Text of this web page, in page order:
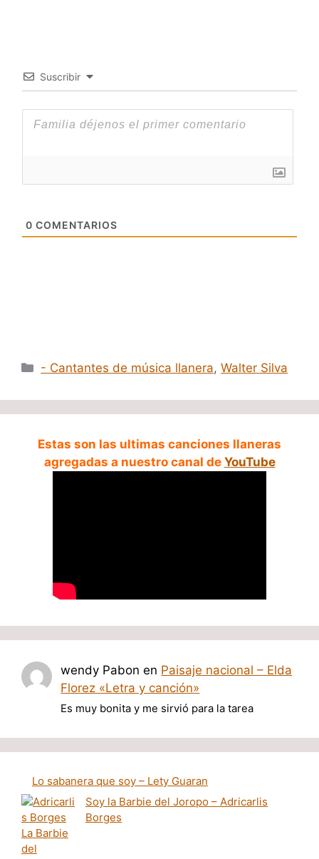
Suscribir
0 COMENTARIOS
Categorías
- Cantantes de música llanera,Walter Silva
Estas son las ultimas canciones llaneras
agregadas a nuestro canal de YouTube
wendy Pabon en Paisaje nacional – Elda
Florez «Letra y canción»
Es muy bonita y me sirvió para la tarea
Lo sabanera que soy – Lety Guaran
Soy la Barbie del Joropo – Adricarlis
Borges